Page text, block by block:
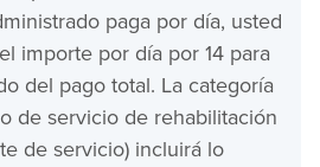
paga por día, usted
importe por día por 14 para
del pago total. La categoría
de servicio de rehabilitación
de servicio) incluirá lo